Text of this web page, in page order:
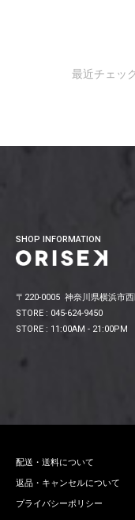
最近チェッ
SHOP INFORMATION
〒220-0005 神奈川県横浜市
STORE : 045-624-9450
STORE : 11:00AM - 21:00PM
配送・送料について
返品・キャンセルについて
プライバシーポリシー